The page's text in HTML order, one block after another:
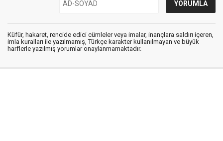
Küfür, hakaret, rencide edici cümleler veya imalar, inançlara saldırı içeren,
imla kuralları ile yazılmamış, Türkçe karakter kullanılmayan ve büyük
harflerle yazılmış yorumlar onaylanmamaktadır.